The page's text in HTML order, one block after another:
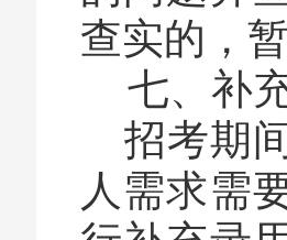
查实的，
七、补
招考期
人需求需